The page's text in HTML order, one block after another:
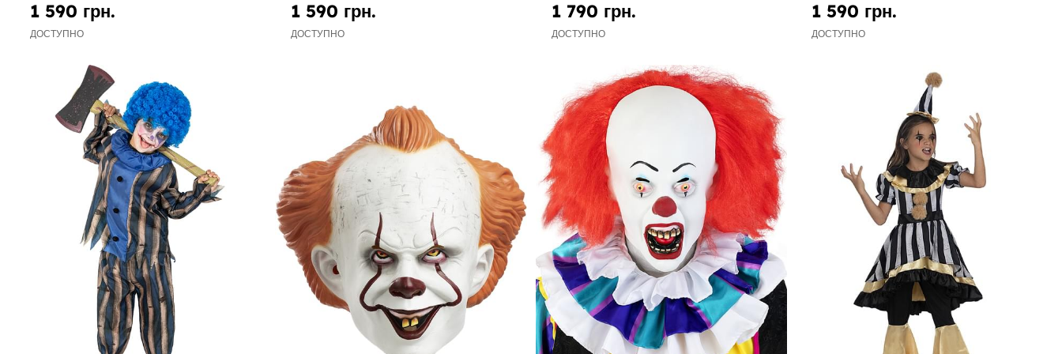
1 590 грн.
ДОСТУПНО
1 590 грн.
ДОСТУПНО
1 790 грн.
ДОСТУПНО
1 590 грн.
ДОСТУПНО